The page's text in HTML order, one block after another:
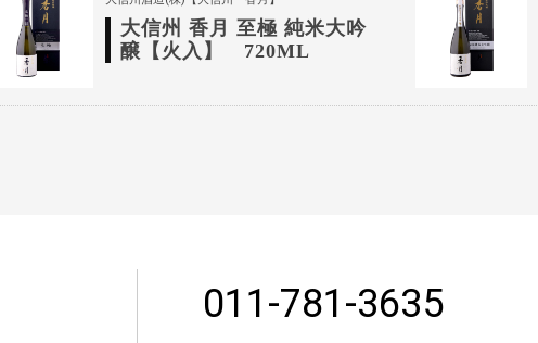
大信州 香月 至極 純米大吟
醸【火入】 720ML
011-781-3635